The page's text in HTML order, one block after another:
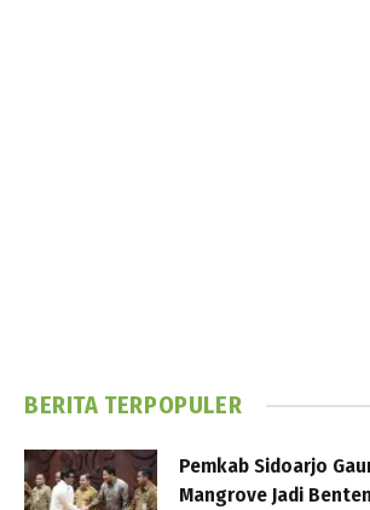
BERITA TERPOPULER
Pemkab Sidoarjo
Mangrove Jadi